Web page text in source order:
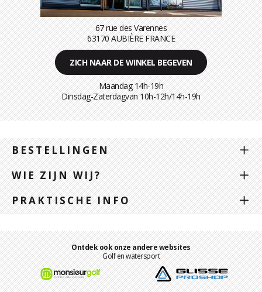
67 rue des Varennes
63170 AUBIÈRE FRANCE
ZICH NAAR DE WINKEL BEGEVEN
Maandag 14h-19h
Dinsdag-Zaterdagvan 10h-12h/14h-19h
BESTELLINGEN
WIE ZIJN WIJ?
PRAKTISCHE INFO
Ontdek ook onze andere websites
Golf en watersport